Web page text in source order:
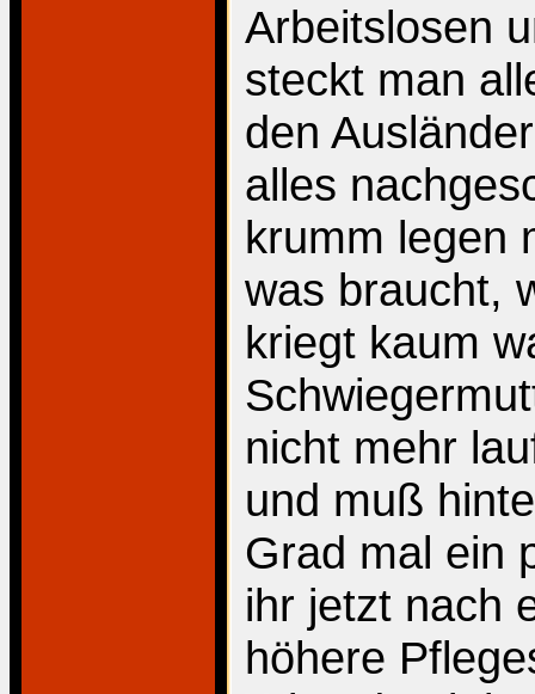
Arbeitslosen
steckt man
den
alles
krumm legen
was braucht,
kriegt kaum
nicht mehr
und muß
Grad mal ein
ihr jetzt nach
höhere